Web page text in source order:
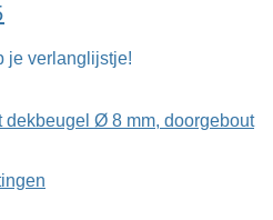
tot
je verlanglijstje!